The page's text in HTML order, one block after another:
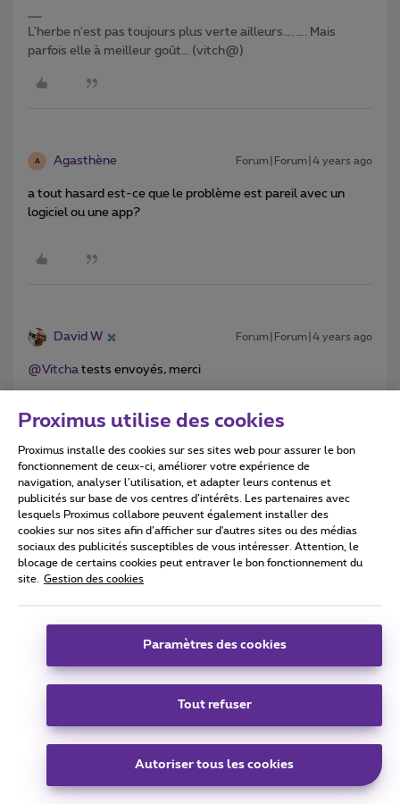
L'herbe n'est pas toujours plus verte ailleurs…. …. Mais
parfois elle à meilleur goût… (vitch@)
A Agasthène Forum|Forum|4 years ago
a tout hasard est-ce que le problème est pareil avec un
logiciel ou une app?
David W Forum|Forum|4 years ago
@Vitcha tests envoyés, merci
N’oubliez pas de cliquer sur « Meilleure réponse » une fois la
réponse obtenue à votre question !
Vitcha AUTEUR Forum|Forum|4 years ago
Bonjour@Agasthène
Via Outlook 2010/2013/2016.
Smartphone sous Android 10 (One UI 2.0) :
Via Samsung Email ver. 6.1.61.1.
Proximus utilise des cookies
Proximus installe des cookies sur ses sites web pour assurer le bon
fonctionnement de ceux-ci, améliorer votre expérience de
navigation, analyser l’utilisation, et adapter leurs contenus et
publicités sur base de vos centres d’intérêts. Les partenaires avec
lesquels Proximus collabore peuvent également installer des
cookies sur nos sites afin d’afficher sur d'autres sites ou des médias
sociaux des publicités susceptibles de vous intéresser. Attention, le
blocage de certains cookies peut entraver le bon fonctionnement du
site.
Gestion des cookies
Paramètres des cookies
Tout refuser
Autoriser tous les cookies